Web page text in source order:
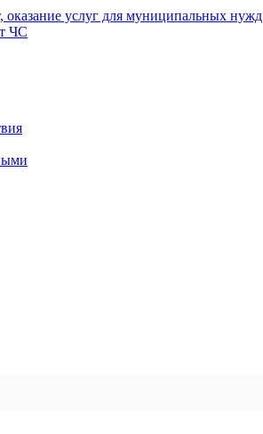
оказание услуг для муниципальных нужд
ЧС